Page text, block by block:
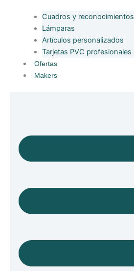
Cuadros y reconocimientos
Lámparas
Artículos personalizados
Tarjetas PVC profesionales
Ofertas
Makers